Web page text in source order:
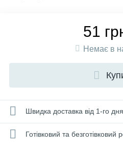
51
Немає в
Швидка доставка від 1-го дня
Готівковий та безготівковий